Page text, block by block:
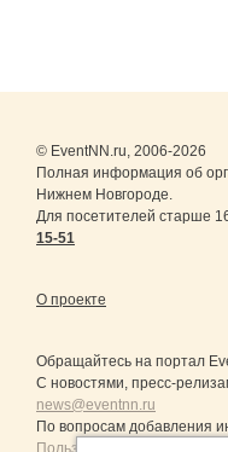
© EventNN.ru, 2006-2026
Полная информация об
Нижнем Новгороде.
Для посетителей старше
15-51
О проекте
Обращайтесь на портал
С новостями, пресс-
news@eventnn.ru
По вопросам добавления
Пользовательское